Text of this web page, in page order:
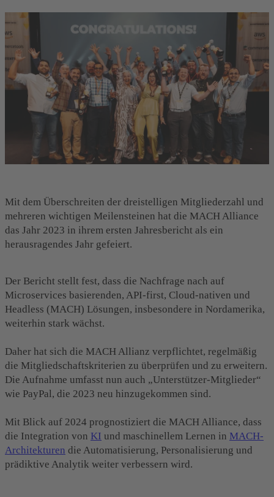
Mit dem Überschreiten der dreistelligen Mitgliederzahl und
mehreren wichtigen Meilensteinen hat die MACH Alliance
das Jahr 2023 in ihrem ersten Jahresbericht als ein
herausragendes Jahr gefeiert.
Der Bericht stellt fest, dass die Nachfrage nach auf
Microservices basierenden, API-first, Cloud-nativen und
Headless (MACH) Lösungen, insbesondere in Nordamerika,
weiterhin stark wächst.
Daher hat sich die MACH Allianz verpflichtet, regelmäßig
die Mitgliedschaftskriterien zu überprüfen und zu erweitern.
Die Aufnahme umfasst nun auch „Unterstützer-Mitglieder“
wie PayPal, die 2023 neu hinzugekommen sind.
Mit Blick auf 2024 prognostiziert die MACH Alliance, dass
die Integration von KI und maschinellem Lernen in MACH-
Architekturen die Automatisierung, Personalisierung und
prädiktive Analytik weiter verbessern wird.